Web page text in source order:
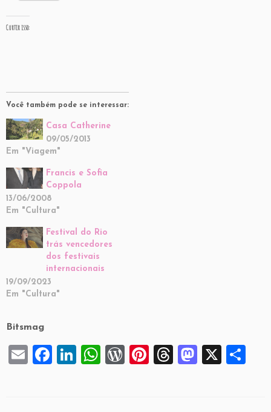
Curtir isso:
Você também pode se interessar:
Casa Catherine
09/05/2013
Em "Viagem"
Francis e Sofia
Coppola
13/06/2008
Em "Cultura"
Festival do Rio
trás vencedores
dos festivais
internacionais
19/09/2023
Em "Cultura"
Bitsmag
E
F
Li
W W
Pi
T
M
X